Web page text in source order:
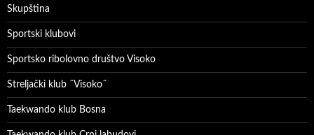
Skupština
Sportski klubovi
Sportsko ribolovno društvo Visoko
Streljački klub ˝Visoko˝
Taekwando klub Bosna